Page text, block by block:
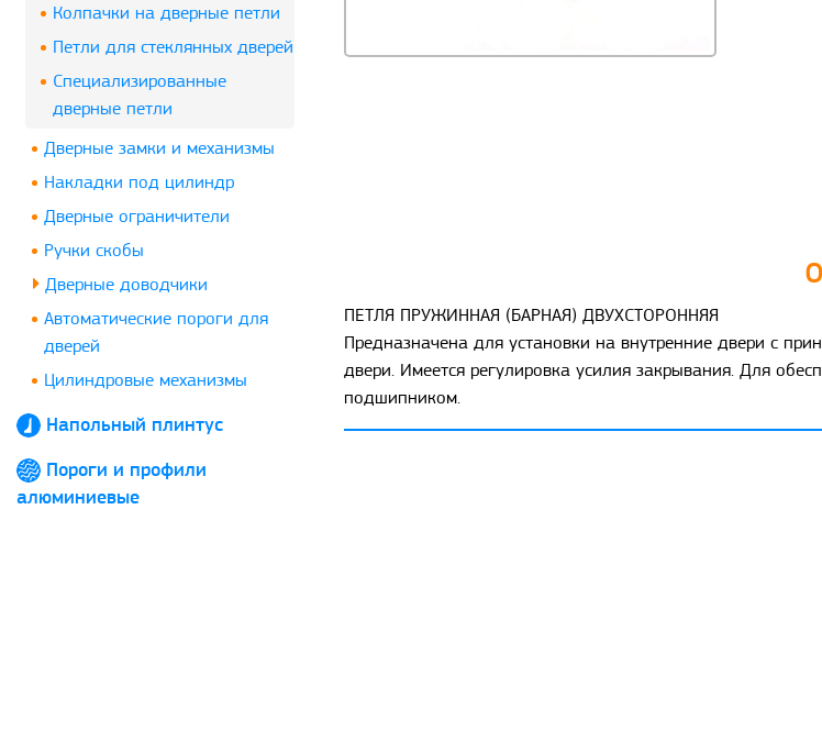
Колпачки на дверные петли
Петли для стеклянных дверей
Специализированные
дверные петли
Дверные замки и механизмы
Накладки под цилиндр
Дверные ограничители
Ручки скобы
Дверные доводчики
Автоматические пороги для
дверей
Цилиндровые механизмы
Напольный плинтус
Пороги и профили
алюминиевые
ПЕТЛЯ ПРУЖИННАЯ (БАРНАЯ) ДВУХСТОРОННЯЯ
Предназначена для установки на внутренние двери с
двери. Имеется регулировка усилия закрывания. Для
подшипником.